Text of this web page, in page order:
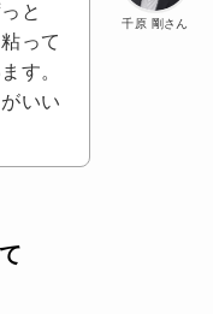
千原 剛さん
と
って
す。
いい